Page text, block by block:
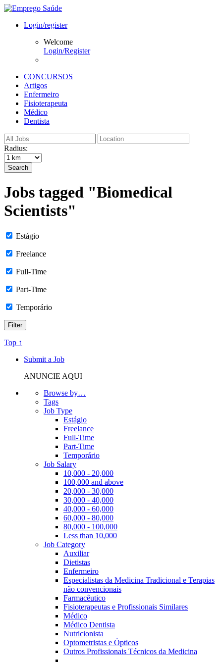
Login/register
Welcome
Login/Register
CONCURSOS
Artigos
Enfermeiro
Fisioterapeuta
Médico
Dentista
Radius:
Search
Jobs tagged "Biomedical
Scientists"
Estágio
Freelance
Full-Time
Part-Time
Temporário
Top ↑
Submit a Job
ANUNCIE AQUI
Browse by…
Tags
Job Type
Estágio
Freelance
Full-Time
Part-Time
Temporário
Job Salary
10,000 - 20,000
100,000 and above
20,000 - 30,000
30,000 - 40,000
40,000 - 60,000
60,000 - 80,000
80,000 - 100,000
Less than 10,000
Job Category
Auxiliar
Dietistas
Enfermeiro
Especialistas da Medicina Tradicional e Terapias
não convencionais
Farmacêutico
Fisioterapeutas e Profissionais Similares
Médico
Médico Dentista
Nutricionista
Optometristas e Ópticos
Outros Profissionais Técnicos da Medicina